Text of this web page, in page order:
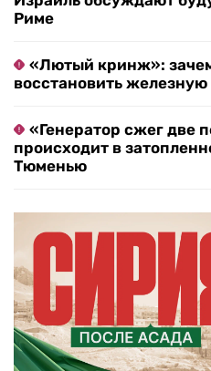
Риме
«Лютый кринж»:
восстановить
«Генератор сжег две
происходит в
Тюменью